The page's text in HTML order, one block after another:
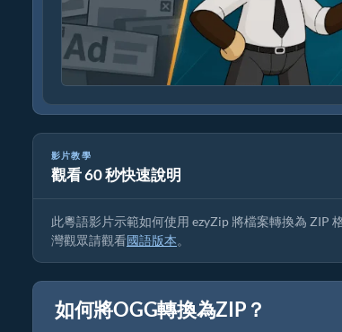
影片教學
觀看 60 秒快速說明
將 ogg 轉為 ZIP 格式 | 在線免費
此粵語影片示範如何使用 ezyZip 將檔案轉換為 ZIP
灣觀眾請觀看國語版本。
如何將OGG轉換為ZIP？